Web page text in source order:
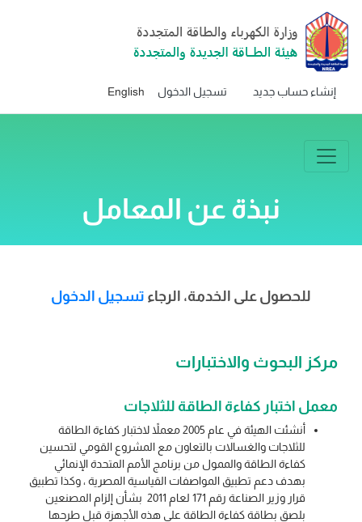
إنشاء حساب جديد تسجيل الدخول English
نبذة عن المعامل
للحصول على الخدمة، الرجاء تسجيل الدخول
مركز البحوث والاختبارات
معمل اختبار كفاءة الطاقة للثلاجات
أنشئت الهيئة في عام 2005 معملاً لاختبار كفاءة الطاقة
للثلاجات والغسالات بالتعاون مع المشروع القومي لتحسين
كفاءة الطاقة والممول من برنامج الأمم المتحدة الإنمائي
بهدف دعم تطبيق المواصفات القياسية المصرية ، وكذا تطبيق
قرار وزير الصناعة رقم 171 لعام 2011 بشأن إلزام المصنعين
بلصق بطاقة كفاءة الطاقة على هذه الأجهزة قبل طرحها